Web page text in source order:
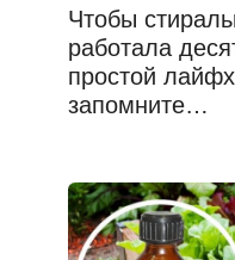
Чтобы
работала
простой
запомните…